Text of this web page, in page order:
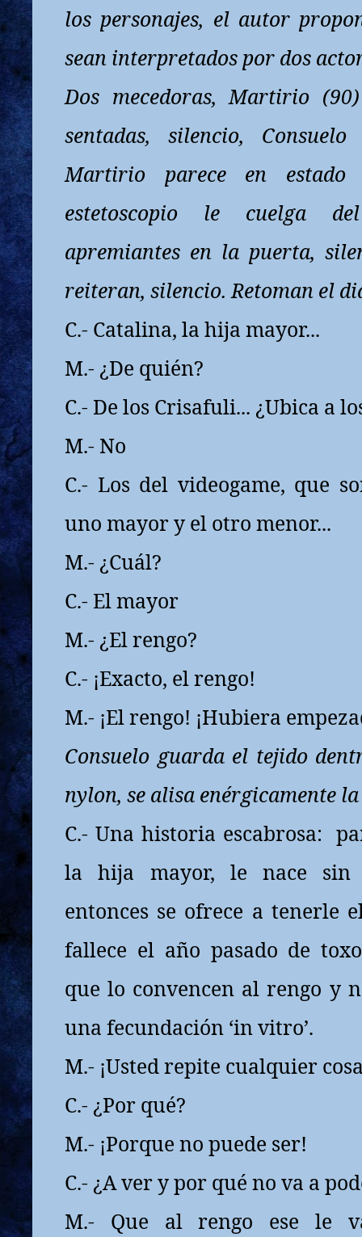
los personajes, el autor
sean interpretados por dos
Dos mecedoras, Martirio
sentadas, silencio,
Martirio parece en estado
estetoscopio le cuelga
apremiantes en la puerta,
reiteran, silencio. Retoman el
C.- Catalina, la hija mayor...
M.- ¿De quién?
C.- De los Crisafuli... ¿Ubica a
M.- No
C.- Los del videogame, que
uno mayor y el otro menor...
M.- ¿Cuál?
C.- El mayor
M.- ¿El rengo?
C.- ¡Exacto, el rengo!
M.- ¡El rengo! ¡Hubiera
Consuelo guarda el tejido
nylon, se alisa enérgicamente
C.- Una historia escabrosa:
la hija mayor, le nace sin
entonces se ofrece a tenerle
fallece el año pasado de
que lo convencen al rengo y
una fecundación ‘in vitro’.
M.- ¡Usted repite cualquier
C.- ¿Por qué?
M.- ¡Porque no puede ser!
C.- ¿A ver y por qué no va a
M.- Que al rengo ese le